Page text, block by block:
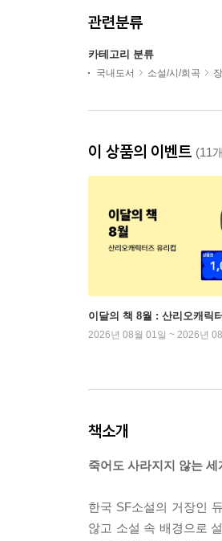
관련분류
카테고리 분류
국내도서 소설/시/희곡
이 상품의 이벤트 (11
이달의 책 8월 : 산리오캐릭
2026년 08월 01일 ~ 2026년
책소개
죽어도 사라지지 않는
한국 SF소설의 거장인
않고 소설 속 배경으로